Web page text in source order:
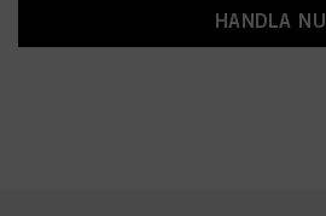
HANDLA NU